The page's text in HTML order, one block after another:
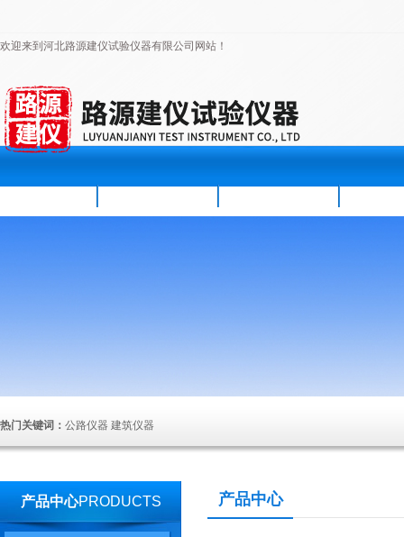
欢迎来到河北路源建仪试验仪器有限公司网站！
热门关键词： 公路仪器 建筑仪器
产品中心PRODUCTS 产品中心